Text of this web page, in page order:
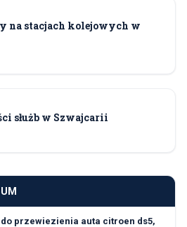
na stacjach kolejowych w
służb w Szwajcarii
przewiezienia auta citroen ds5,